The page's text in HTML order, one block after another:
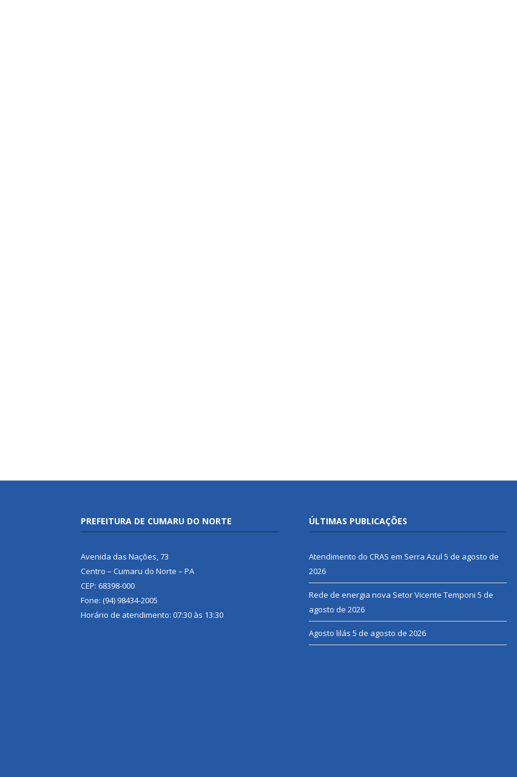
PREFEITURA DE CUMARU DO NORTE
Avenida das Nações, 73
Centro – Cumaru do Norte – PA
CEP: 68398-000
Fone: (94) 98434-2005
Horário de atendimento: 07:30 às 13:30
ÚLTIMAS PUBLICAÇÕES
Atendimento do CRAS em Serra Azul 5 de agosto de
2026
Rede de energia nova Setor Vicente Temponi 5 de
agosto de 2026
Agosto lilás 5 de agosto de 2026